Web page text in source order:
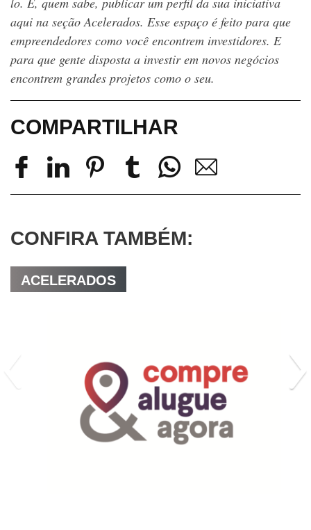
aqui na seção Acelerados. Esse espaço é feito para que
empreendedores como você encontrem investidores. E
para que gente disposta a investir em novos negócios
encontrem grandes projetos como o seu.
COMPARTILHAR
CONFIRA TAMBÉM:
ACELERADOS